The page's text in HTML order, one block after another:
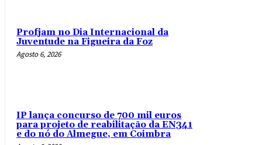
Profjam no Dia Internacional da
Juventude na Figueira da Foz
Agosto 6, 2026
IP lança concurso de 700 mil euros
para projeto de reabilitação da EN341
e do nó do Almegue, em Coimbra